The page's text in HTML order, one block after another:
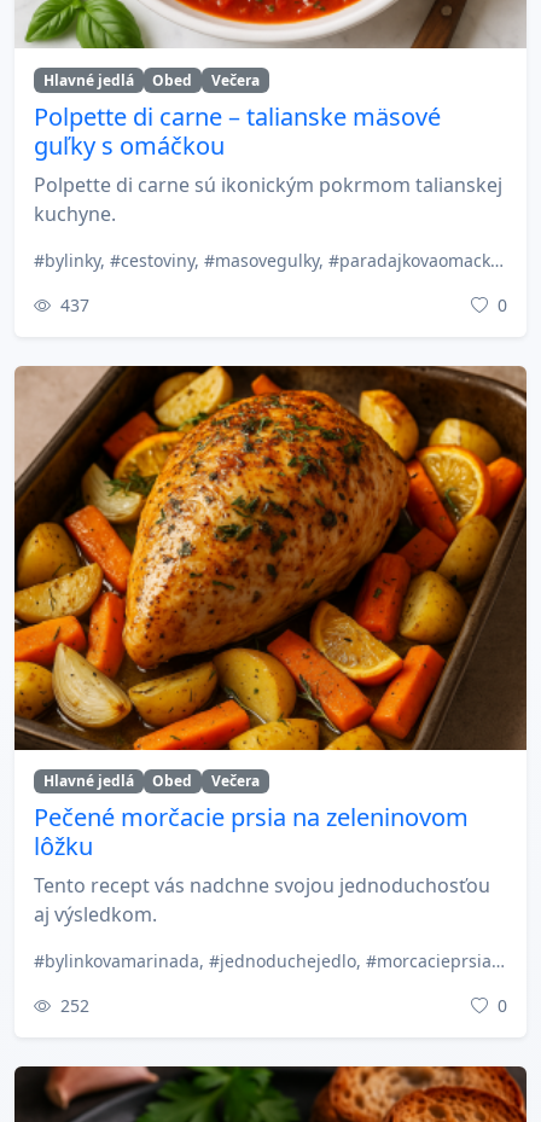
Hlavné jedlá Obed Večera
Polpette di carne – talianske mäsové
guľky s omáčkou
Polpette di carne sú ikonickým pokrmom talianskej
kuchyne.
#bylinky, #cestoviny, #masovegulky, #paradajkovaomacka, #parmezan, #pecenejedla, #polpette, #talianskakuchyna, #tradicnerecepty, #vecera
437
0
Hlavné jedlá Obed Večera
Pečené morčacie prsia na zeleninovom
lôžku
Tento recept vás nadchne svojou jednoduchosťou
aj výsledkom.
#bylinkovamarinada, #jednoduchejedlo, #morcacieprsia, #morcacina, #nedelnyobed, #pecenejedla, #pecenemaso, #slovenskakuchyna, #zdravyobed, #zeleninajedlo
252
0